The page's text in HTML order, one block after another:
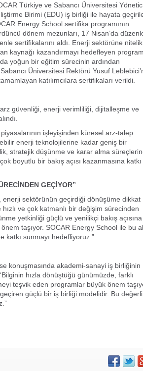
Türkiye ve Sabancı Üniversitesi
Birimi (EDU) iş birliği ile hayata
Energy School sertifika programının
dönem mezunları, 17 Nisan’da
sertifikalarını aldı. Enerji sektörüne
kaynağı kazandırmayı hedefleyen
da yoğun bir eğitim sürecinin ardından
Üniversitesi Rektörü Yusuf
katılımcılara sertifikaları verildi.
güvenliği, enerji verimliliği, dijitalleşme ve
işleyişinden küresel arz-talep
enerji teknolojilerine kadar geniş bir
stratejik düşünme ve karar alma
boyutlu bir bakış açısı kazanmasına katkı
GEÇİYOR”
enerji sektörünün geçirdiği dönüşüme dikkat
ve çok katmanlı bir değişim sürecinden
yetkinliği güçlü ve yenilikçi bakış açısına
taşıyor. SOCAR Energy School ile bu
katkı sunmayı hedefliyoruz.”
konuşmasında akademi-sanayi iş birliğinin
hızla dönüştüğü günümüzde, farklı
teşvik eden programlar büyük önem
güçlü bir iş birliği modelidir. Bu değerli